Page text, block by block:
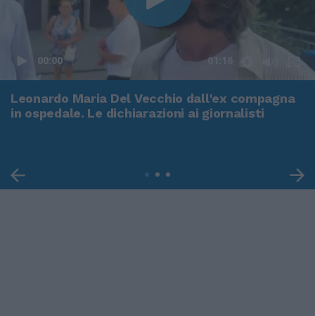
00:00 01:16
Leonardo Maria Del Vecchio dall'ex compagna
in ospedale. Le dichiarazioni ai giornalisti